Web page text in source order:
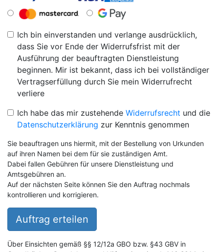
Ich bin einverstanden und verlange ausdrücklich,
dass Sie vor Ende der Widerrufsfrist mit der
Ausführung der beauftragten Dienstleistung
beginnen. Mir ist bekannt, dass ich bei vollständiger
Vertragserfüllung durch Sie mein Widerrufrecht
verliere
Ich habe das mir zustehende Widerrufsrecht und die
Datenschutzerklärung zur Kenntnis genommen
Sie beauftragen uns hiermit, mit der Bestellung von Urkunden
auf ihren Namen bei dem für sie zuständigen Amt.
Dabei fallen Gebühren für unsere Dienstleistung und
Amtsgebühren an.
Auf der nächsten Seite können Sie den Auftrag nochmals
kontrollieren und korrigieren.
Auftrag erteilen
Über Einsichten gemäß §§ 12/12a GBO bzw. §43 GBV in